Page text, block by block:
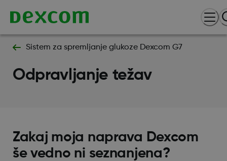
Sistem za spremljanje glukoze Dexcom G7
Odpravljanje težav
Zakaj moja naprava Dexcom
še vedno ni seznanjena?